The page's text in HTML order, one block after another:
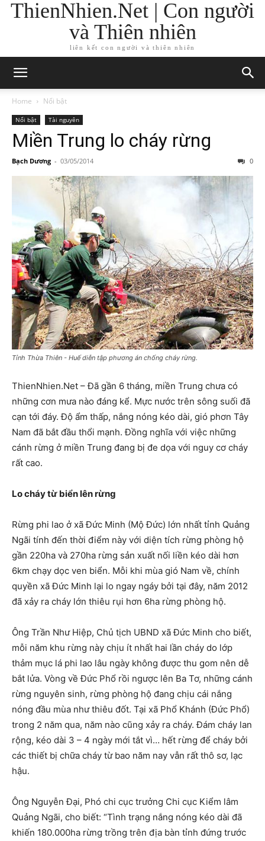
ThienNhien.Net | Con người
và Thiên nhiên
liên kết con người và thiên nhiên
Home Nổi bật
Nổi bật Tài nguyên
Miền Trung lo cháy rừng
Bạch Dương - 03/05/2014 0
Tỉnh Thừa Thiên - Huế diễn tập phương án chống cháy rừng.
ThienNhien.Net – Đã gần 6 tháng, miền Trung chưa có
những cơn mưa nào đáng kể. Mực nước trên sông suối đã
cạn tới đáy. Độ ẩm thấp, nắng nóng kéo dài, gió phơn Tây
Nam đã bắt đầu thổi mạnh. Đồng nghĩa với việc những
cánh rừng ở miền Trung đang bị đe dọa với nguy cơ cháy
rất cao.
Lo cháy từ biển lên rừng
Rừng phi lao ở xã Đức Minh (Mộ Đức) lớn nhất tỉnh Quảng
Ngãi tính đến thời điểm này với diện tích rừng phòng hộ
gần 220ha và 270ha rừng sản xuất nối liền kéo dài hơn
6km chạy dọc ven biển. Mỗi khi mùa gió Nam về, chính
quyền xã Đức Minh lại lo ngay ngáy bởi tại đây, năm 2012
đã xảy ra cháy lớn thiêu rụi hơn 6ha rừng phòng hộ.
Ông Trần Như Hiệp, Chủ tịch UBND xã Đức Minh cho biết,
mỗi năm khu rừng này chịu ít nhất hai lần cháy do lớp
thảm mục lá phi lao lâu ngày không được thu gom nên dễ
bắt lửa. Vòng về Đức Phổ rồi ngược lên Ba Tơ, những cánh
rừng nguyên sinh, rừng phòng hộ đang chịu cái nắng
nóng đầu mùa như thiêu đốt. Tại xã Phổ Khánh (Đức Phổ)
trong 2 năm qua, năm nào cũng xảy ra cháy. Đám cháy lan
rộng, kéo dài 3 – 4 ngày mới tắt vì… hết rừng để cháy bởi
các thiết bị chữa cháy từ bao năm nay vẫn rất thô sơ, lạc
hậu.
Ông Nguyễn Đại, Phó chi cục trưởng Chi cục Kiểm lâm
Quảng Ngãi, cho biết: “Tình trạng nắng nóng kéo dài đã
khiến 180.000ha rừng trồng trên địa bàn tỉnh đứng trước